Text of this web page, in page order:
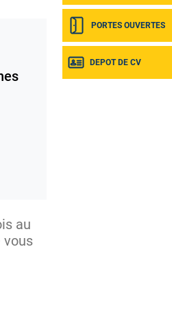
PORTES OUVERTES
DEPOT DE CV
au
vous